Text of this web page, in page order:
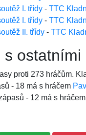
I. třídy - TTC
I. třídy - TTC
II. třídy - TTC
s ostatními
proti 273 hráčům.
- 18 má s hráčem
- 12 má s hráčem